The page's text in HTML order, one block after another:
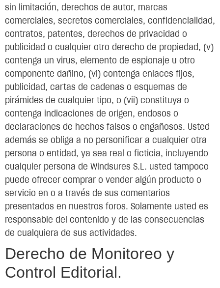
sin limitación, derechos de autor, marcas
comerciales, secretos comerciales, confidencialidad,
contratos, patentes, derechos de privacidad o
publicidad o cualquier otro derecho de propiedad, (v)
contenga un virus, elemento de espionaje u otro
componente dañino, (vi) contenga enlaces fijos,
publicidad, cartas de cadenas o esquemas de
pirámides de cualquier tipo, o (vii) constituya o
contenga indicaciones de origen, endosos o
declaraciones de hechos falsos o engañosos. Usted
además se obliga a no personificar a cualquier otra
persona o entidad, ya sea real o ficticia, incluyendo
cualquier persona de Windsures S.L. usted tampoco
puede ofrecer comprar o vender algún producto o
servicio en o a través de sus comentarios
presentados en nuestros foros. Solamente usted es
responsable del contenido y de las consecuencias
de cualquiera de sus actividades.
Derecho de Monitoreo y
Control Editorial.